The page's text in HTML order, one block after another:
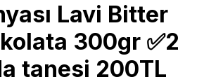
Lavi Bitter
300gr ✅2
tanesi 200TL